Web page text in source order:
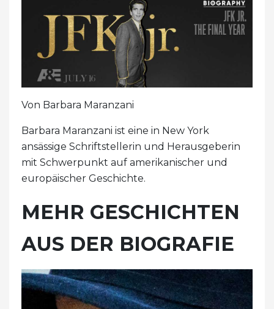
Von Barbara Maranzani
Barbara Maranzani ist eine in New York
ansässige Schriftstellerin und Herausgeberin
mit Schwerpunkt auf amerikanischer und
europäischer Geschichte.
MEHR GESCHICHTEN
AUS DER BIOGRAFIE